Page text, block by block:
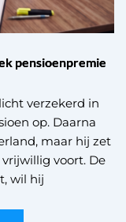
pensioenpremie
verzekerd in
op. Daarna
maar hij zet
voort. De
wil hij